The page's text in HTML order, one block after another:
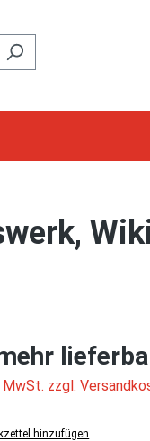
MwSt. zzgl.
hinzufügen